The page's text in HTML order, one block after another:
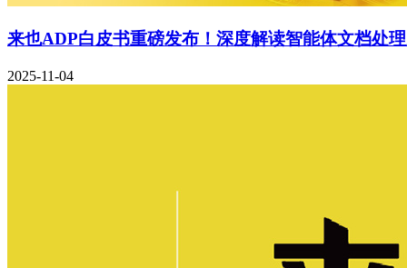
来也ADP白皮书重磅发布！深度解读智能体文档处
2025-11-04